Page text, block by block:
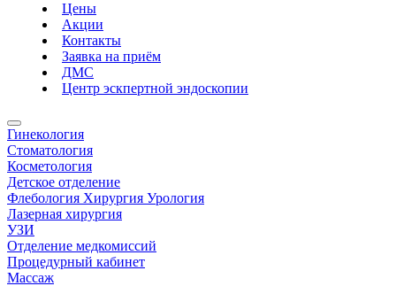
Цены
Акции
Контакты
Заявка на приём
ДМС
Центр эскпертной эндоскопии
Гинекология
Стоматология
Косметология
Детское отделение
Флебология Хирургия Урология
Лазерная хирургия
УЗИ
Отделение медкомиссий
Процедурный кабинет
Массаж